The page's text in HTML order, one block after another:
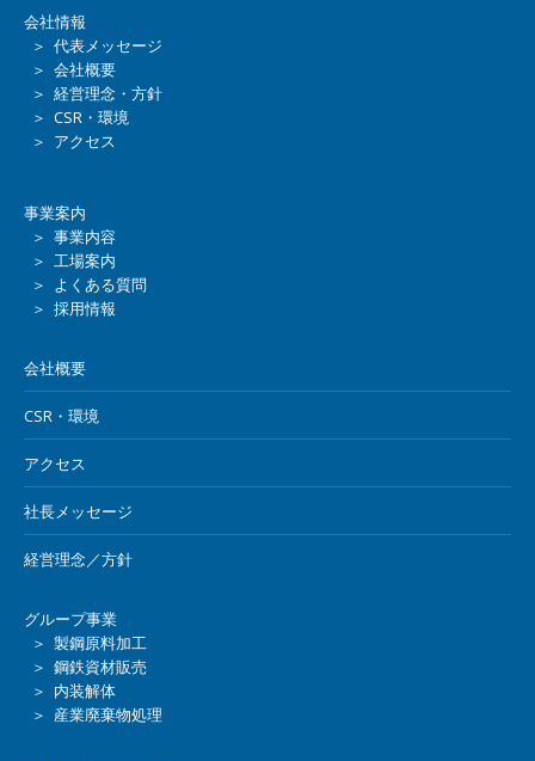
会社情報
＞ 代表メッセージ
＞ 会社概要
＞ 経営理念・方針
＞ CSR・環境
＞ アクセス
事業案内
＞ 事業内容
＞ 工場案内
＞ よくある質問
＞ 採用情報
会社概要
CSR・環境
アクセス
社長メッセージ
経営理念／方針
グループ事業
＞ 製鋼原料加工
＞ 鋼鉄資材販売
＞ 内装解体
＞ 産業廃棄物処理